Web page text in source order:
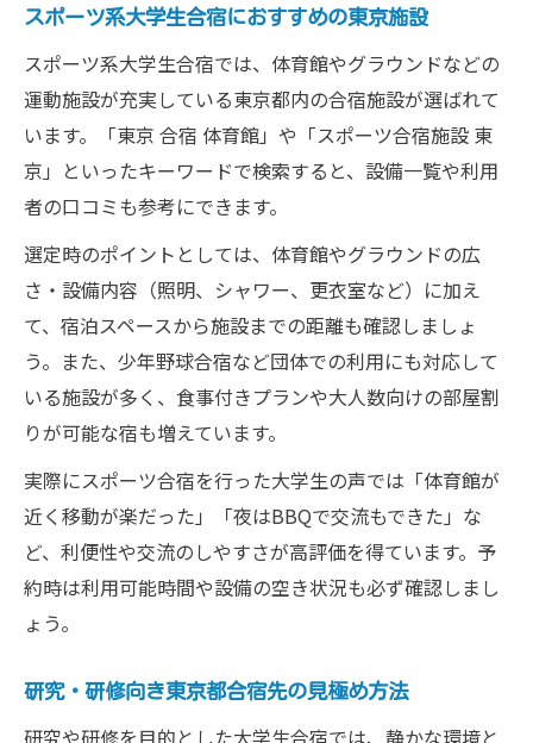
スポーツ系大学生合宿におすすめの東京施設
スポーツ系大学生合宿では、体育館やグラウンドなどの
運動施設が充実している東京都内の合宿施設が選ばれて
います。「東京 合宿 体育館」や「スポーツ合宿施設 東
京」といったキーワードで検索すると、設備一覧や利用
者の口コミも参考にできます。
選定時のポイントとしては、体育館やグラウンドの広
さ・設備内容（照明、シャワー、更衣室など）に加え
て、宿泊スペースから施設までの距離も確認しましょ
う。また、少年野球合宿など団体での利用にも対応して
いる施設が多く、食事付きプランや大人数向けの部屋割
りが可能な宿も増えています。
実際にスポーツ合宿を行った大学生の声では「体育館が
近く移動が楽だった」「夜はBBQで交流もできた」な
ど、利便性や交流のしやすさが高評価を得ています。予
約時は利用可能時間や設備の空き状況も必ず確認しまし
ょう。
研究・研修向き東京都合宿先の見極め方法
研究や研修を目的とした大学生合宿では、静かな環境と